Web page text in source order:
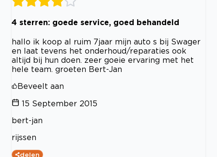
4 sterren: goede service, goed behandeld
hallo ik koop al ruim 7jaar mijn auto s bij Swager
en laat tevens het onderhoud/reparaties ook
altijd bij hun doen. zeer goeie ervaring met het
hele team. groeten Bert-Jan
Beveelt aan
15 September 2015
bert-jan
rijssen
delen